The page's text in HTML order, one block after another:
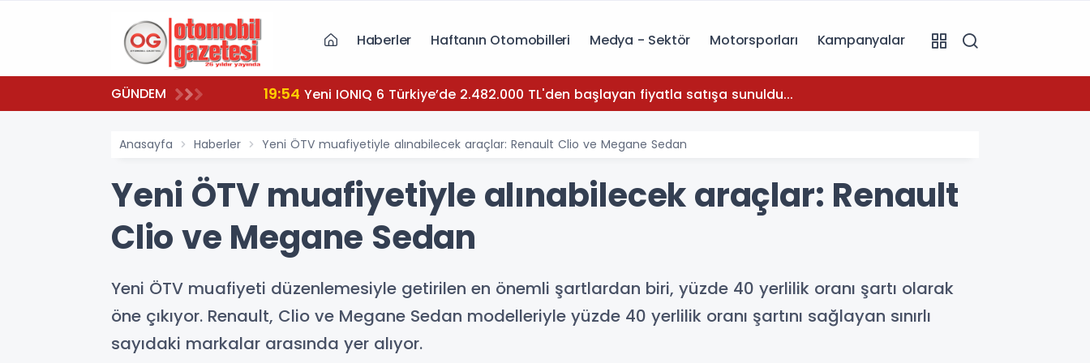
Haberler Haftanın Otomobilleri Medya - Sektör Motorsporları Kampanyalar
GÜNDEM 19:54 Yeni IONIQ 6 Türkiye’de 2.482.000 TL'den başlayan fiyatla satışa sunuldu...
Anasayfa Haberler Yeni ÖTV muafiyetiyle alınabilecek araçlar: Renault Clio ve Megane Sedan
Yeni ÖTV muafiyetiyle alınabilecek araçlar: Renault
Clio ve Megane Sedan
Yeni ÖTV muafiyeti düzenlemesiyle getirilen en önemli şartlardan biri, yüzde 40 yerlilik oranı şartı olarak
öne çıkıyor. Renault, Clio ve Megane Sedan modelleriyle yüzde 40 yerlilik oranı şartını sağlayan sınırlı
sayıdaki markalar arasında yer alıyor.